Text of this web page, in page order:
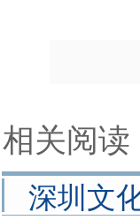
相关阅读
深圳文